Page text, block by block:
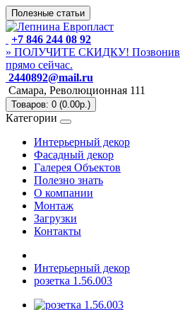
Полезные статьи
+7 846 244 08 92
» ПОЛУЧИТЕ СКИДКУ! Позвонив
прямо сейчас.
2440892@mail.ru
Самара, Революционная 111
Товаров: 0 (0.00р.)
Категории
Интерьерный декор
Фасадный декор
Галерея Объектов
Полезно знать
О компании
Монтаж
Загрузки
Контакты
Интерьерный декор
розетка 1.56.003